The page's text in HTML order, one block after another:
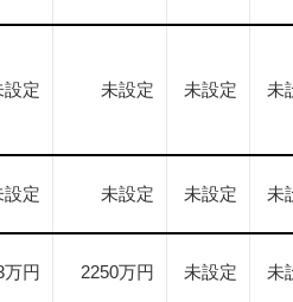
設定 未設定 未設定 未
設定 未設定 未設定 未
万円 2250万円 未設定 未